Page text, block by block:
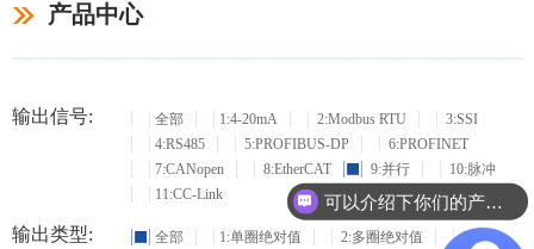
产品中心
输出信号: 全部 1:4-20mA 2:Modbus RTU
3:SSI
4:RS485
5:PROFIBUS-DP
6:PROFINET
7:CANopen
8:EtherCAT 9:并行
10:脉冲
11:CC-Link
输出类型: 全部 1:单圈绝对值 2:多圈绝对值
3:增量
可以介绍下你们的产品么？